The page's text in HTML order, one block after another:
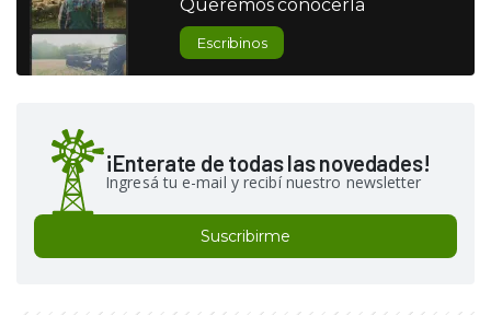
Queremos conocerla
Escribinos
¡Enterate de todas las novedades!
Ingresá tu e-mail y recibí nuestro newsletter
Suscribirme